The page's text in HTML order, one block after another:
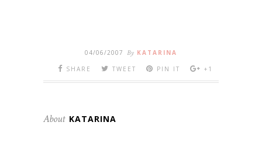
04/06/2007 By KATARINA
SHARE
TWEET PIN IT +1
About KATARINA